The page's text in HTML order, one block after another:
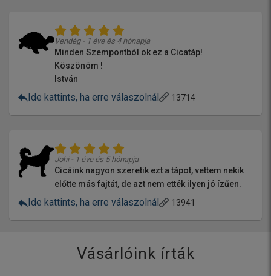
Vendég - 1 éve és 4 hónapja
Minden Szempontból ok ez a Cicatáp!
Köszönöm !
István
Ide kattints, ha erre válaszolnál 13714
Johi - 1 éve és 5 hónapja
Cicáink nagyon szeretik ezt a tápot, vettem nekik
előtte más fajtát, de azt nem ették ilyen jó ízűen.
Ide kattints, ha erre válaszolnál 13941
Vásárlóink írták